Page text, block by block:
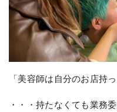
「美容師は自分のお店持
・・・持たなくても業務